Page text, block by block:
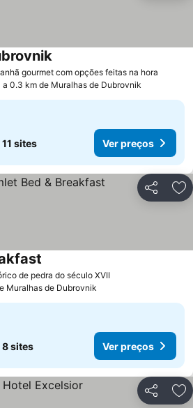
gourmet com opções feitas na hora
a 0.3 km de Muralhas de Dubrovnik
11 sites Ver preços
Partilhar
de pedra do século XVII
Muralhas de Dubrovnik
8 sites Ver preços
Partilhar